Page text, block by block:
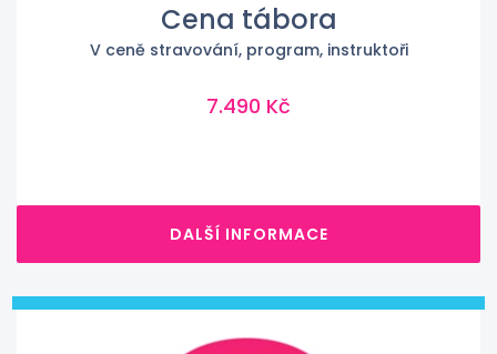
Cena tábora
V ceně stravování, program, instruktoři
7.490 Kč
DALŠÍ INFORMACE